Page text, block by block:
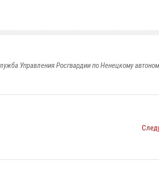
Управления Росгвардии по Ненецкому